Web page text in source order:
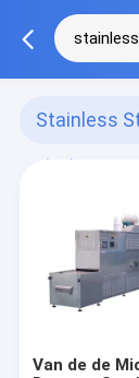
Stainless
Van de de